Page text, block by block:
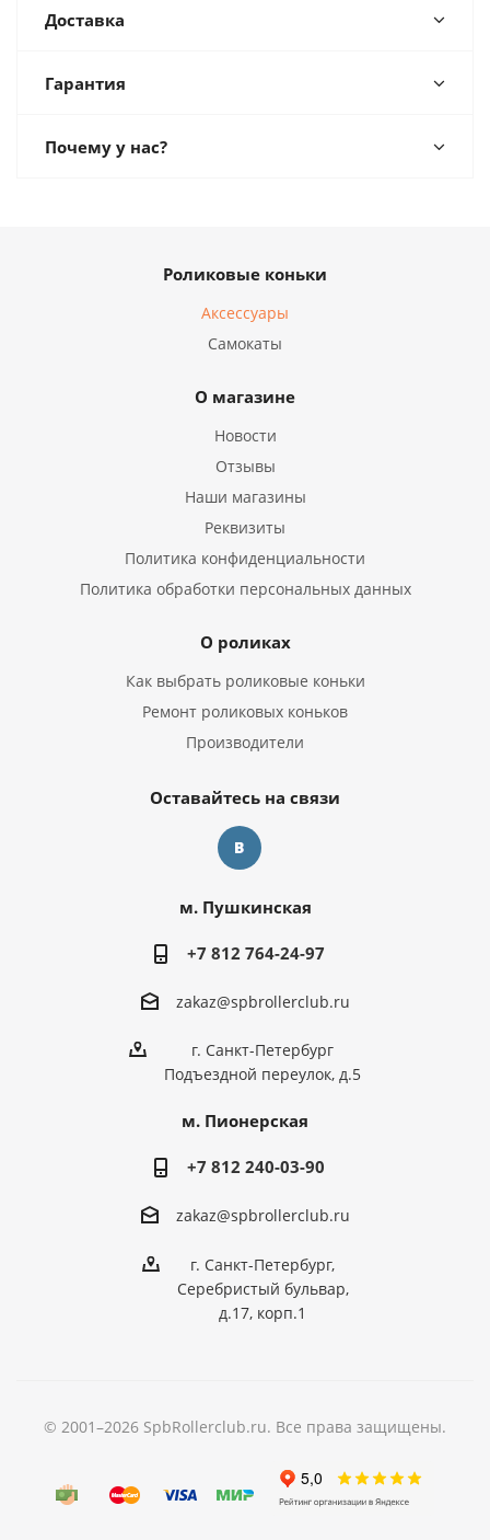
Доставка
Гарантия
Почему у нас?
Роликовые коньки
Аксессуары
Самокаты
О магазине
Новости
Отзывы
Наши магазины
Реквизиты
Политика конфиденциальности
Политика обработки персональных данных
О роликах
Как выбрать роликовые коньки
Ремонт роликовых коньков
Производители
Оставайтесь на связи
м. Пушкинская
+7 812 764-24-97
zakaz@spbrollerclub.ru
г. Санкт-Петербург
Подъездной переулок, д.5
м. Пионерская
+7 812 240-03-90
zakaz@spbrollerclub.ru
г. Санкт-Петербург,
Серебристый бульвар,
д.17, корп.1
© 2001–2026 SpbRollerclub.ru. Все права защищены.